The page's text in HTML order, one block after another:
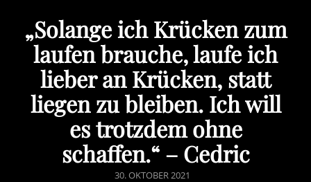
„Solange ich Krücken zum
laufen brauche, laufe ich
lieber an Krücken, statt
liegen zu bleiben. Ich will
es trotzdem ohne
schaffen.“ – Cedric
POSTED
30. OKTOBER 2021